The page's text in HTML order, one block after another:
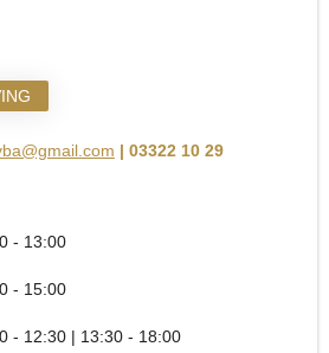
| 03322 10 29
- 13:00
- 15:00
- 12:30 | 13:30 - 18:00